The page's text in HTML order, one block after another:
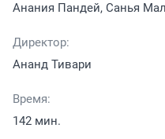
Анания Пандей, Санья
Директор:
Ананд Тивари
Время:
142 мин.